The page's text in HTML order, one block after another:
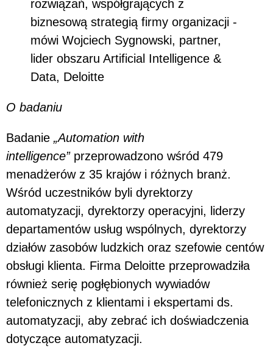
rozwiązań, współgrających z
biznesową strategią firmy organizacji -
mówi Wojciech Sygnowski, partner,
lider obszaru Artificial Intelligence &
Data, Deloitte
O badaniu
Badanie „Automation with
intelligence” przeprowadzono wśród 479
menadżerów z 35 krajów i różnych branż.
Wśród uczestników byli dyrektorzy
automatyzacji, dyrektorzy operacyjni, liderzy
departamentów usług wspólnych, dyrektorzy
działów zasobów ludzkich oraz szefowie centów
obsługi klienta. Firma Deloitte przeprowadziła
również serię pogłębionych wywiadów
telefonicznych z klientami i ekspertami ds.
automatyzacji, aby zebrać ich doświadczenia
dotyczące automatyzacji.